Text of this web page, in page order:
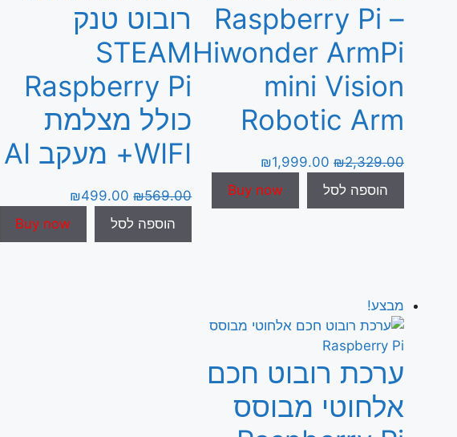
Raspberry Pi –
Hiwonder ArmPi
mini Vision
Robotic Arm
₪2,329.00
₪1,999.00
הוספה לסל
Buy now
רובוט טנק
STEAM
Raspberry Pi
כולל מצלמת
WIFI+ מעקב AI
₪569.00
₪499.00
הוספה לסל
Buy now
מבצע!
ערכת רובוט חכם
אלחוטי מבוסס